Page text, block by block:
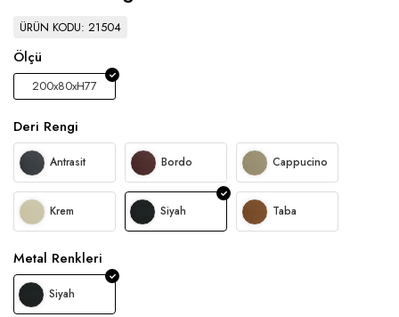
ÜRÜN KODU: 21504
Ölçü
200x80xH77
Deri Rengi
Antrasit Bordo Cappucino
Krem Siyah Taba
Metal Renkleri
Siyah